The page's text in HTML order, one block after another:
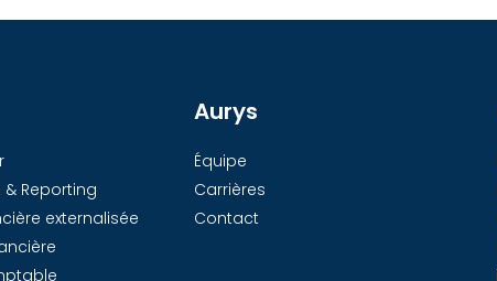
Reporting
externalisée
Aurys
Équipe
Carrières
Contact